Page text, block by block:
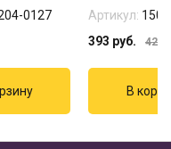
0127
Артикул:
393 руб. 425